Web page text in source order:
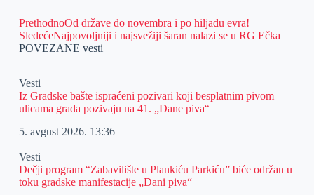
PrethodnoOd države do novembra i po hiljadu evra!
SledećeNajpovoljniji i najsvežiji šaran nalazi se u RG Ečka
POVEZANE vesti
Vesti
Iz Gradske bašte ispraćeni pozivari koji besplatnim pivom
ulicama grada pozivaju na 41. „Dane piva“
5. avgust 2026. 13:36
Vesti
Dečji program “Zabavilište u Plankiću Parkiću” biće održan u
toku gradske manifestacije „Dani piva“